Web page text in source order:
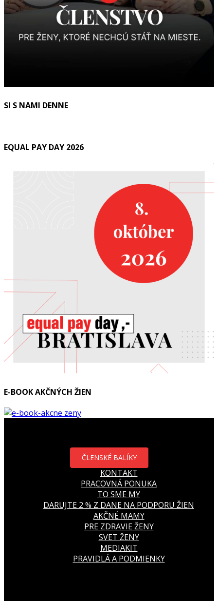
SI S NAMI DENNE
EQUAL PAY DAY 2026
E-BOOK AKČNÝCH ŽIEN
ČLENSKÉ BALÍKY
KONTAKT
PRACOVNÁ PONUKA
TO SME MY
DARUJTE 2 % Z DANE NA PODPORU ŽIEN
AKČNÉ MAMY
PRE ZDRAVIE ŽENY
SVET ŽENY
MEDIAKIT
PRAVIDLÁ A PODMIENKY